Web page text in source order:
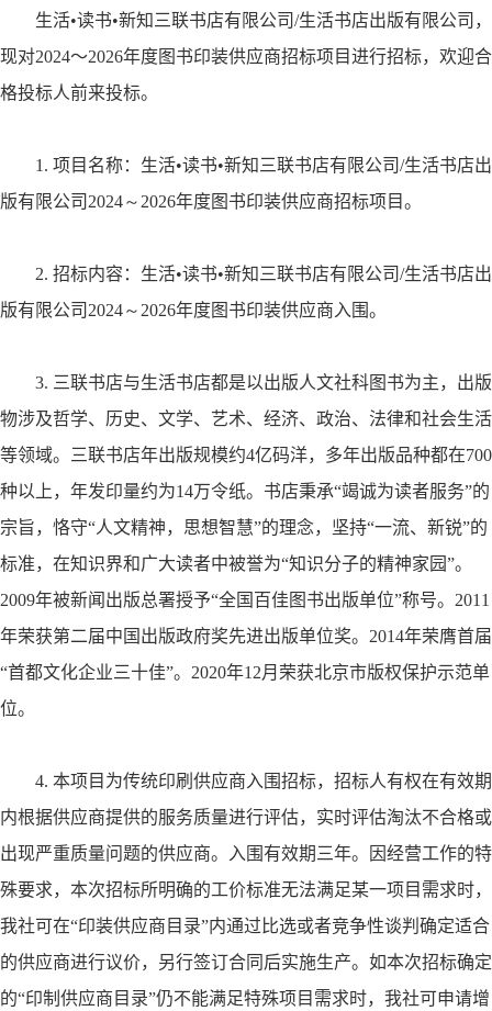
生活•读书•新知三联书店有限公司/生活书店出版有限公司，
现对2024～2026年度图书印装供应商招标项目进行招标，欢迎合
格投标人前来投标。
1. 项目名称：生活•读书•新知三联书店有限公司/生活书店出
版有限公司2024～2026年度图书印装供应商招标项目。
2. 招标内容：生活•读书•新知三联书店有限公司/生活书店出
版有限公司2024～2026年度图书印装供应商入围。
3. 三联书店与生活书店都是以出版人文社科图书为主，出版
物涉及哲学、历史、文学、艺术、经济、政治、法律和社会生活
等领域。三联书店年出版规模约4亿码洋，多年出版品种都在700
种以上，年发印量约为14万令纸。书店秉承“竭诚为读者服务”的
宗旨，恪守“人文精神，思想智慧”的理念，坚持“一流、新锐”的
标准，在知识界和广大读者中被誉为“知识分子的精神家园”。
2009年被新闻出版总署授予“全国百佳图书出版单位”称号。 2011
年荣获第二届中国出版政府奖先进出版单位奖。 2014年荣膺首届
“首都文化企业三十佳”。 2020年12月荣获北京市版权保护示范单
位。
4. 本项目为传统印刷供应商入围招标，招标人有权在有效期
内根据供应商提供的服务质量进行评估，实时评估淘汰不合格或
出现严重质量问题的供应商。入围有效期三年。因经营工作的特
殊要求，本次招标所明确的工价标准无法满足某一项目需求时，
我社可在“印装供应商目录”内通过比选或者竞争性谈判确定适合
的供应商进行议价，另行签订合同后实施生产。如本次招标确定
的“印制供应商目录”仍不能满足特殊项目需求时，我社可申请增